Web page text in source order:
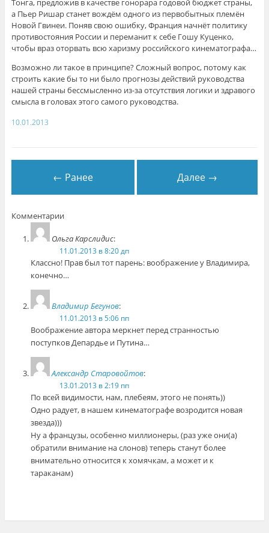
Тонга, предложив в качестве гонорара годовой бюджет страны,
а Пьер Ришар станет вождём одного из первобытных племён
Новой Гвинеи. Поняв свою ошибку, Франция начнёт политику
противостояния России и переманит к себе Гошу Куценко,
чтобы враз оторвать всю харизму российского кинематографа…
Возможно ли такое в принципе? Сложный вопрос, потому как
строить какие бы то ни было прогнозы действий руководства
нашей страны бессмысленно из-за отсутствия логики и здравого
смысла в головах этого самого руководства.
10.01.2013
← Ранее Далее →
Комментарии
Ольга Карслидис:
11.01.2013 в 8:20 дп
Классно! Прав был тот парень: воображение у Владимира,
конечно…
Владимир Бегунов:
11.01.2013 в 5:06 пп
Воображение автора меркнет перед странностью
поступков Депардье и Путина…
Александр Старовойтов:
13.01.2013 в 2:19 пп
По всей видимости, нам, плебеям, этого не понять))
Одно радует, в нашем кинематографе возродится новая
звезда)))
Ну а французы, особенно миллионеры, (раз уже они(а)
обратили внимание на слонов) теперь станут более
внимательно относится к хомячкам, а может и к
тараканам)